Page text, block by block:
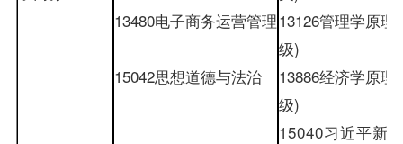
13480电子商务运营管理13126管理学原理
级)
15042思想道德与法治 13886经济学原理
级)
15040习近平新